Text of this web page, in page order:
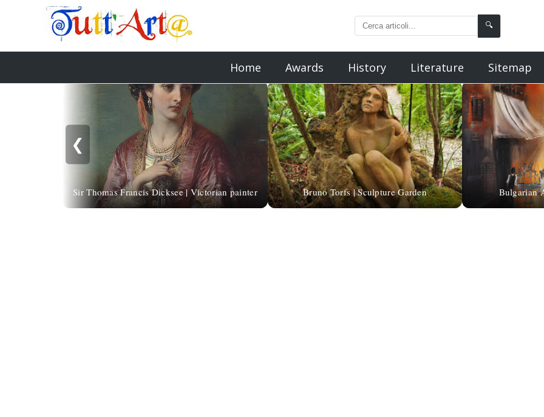
🔍
Home Awards History Literature Sitemap
❮
Sir Thomas Francis Dicksee | Victorian painter Bruno Torfs | Sculpture Garden Bulgarian